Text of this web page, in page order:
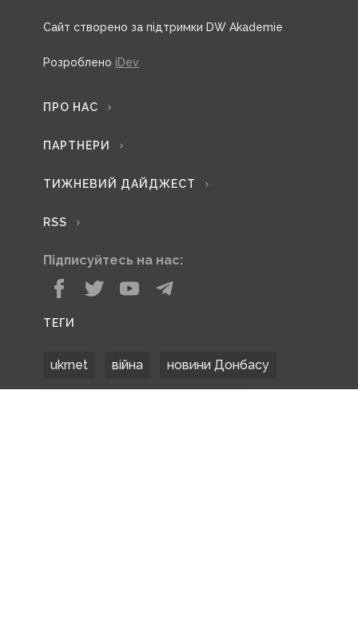
Сайт створено за підтримки DW Akademie
Розроблено iDev
ПРО НАС
ПАРТНЕРИ
ТИЖНЕВИЙ ДАЙДЖЕСТ
RSS
Підписуйтесь на нас:
ТЕГИ
ukrnet війна новини Донбасу